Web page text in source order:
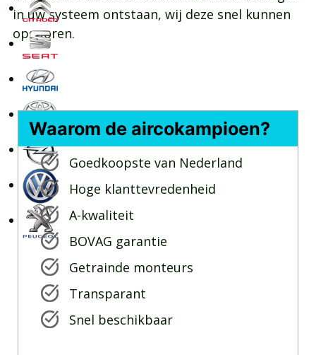
in uw systeem ontstaan, wij deze snel kunnen
opsporen.
Waarom de aircokampioen?
Goedkoopste van Nederland
Hoge klanttevredenheid
A-kwaliteit
BOVAG garantie
Getrainde monteurs
Transparant
Snel beschikbaar